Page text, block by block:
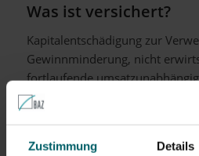
Zustimmung Details
Was ist versichert?
Kapitalentschädigung zur
Gewinnminderung, nicht
fortlaufende
Löhne und Gehälter, Miete
nötige